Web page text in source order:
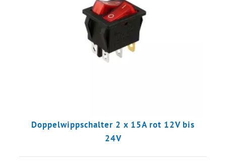
Doppelwippschalter 2 x 15A rot 12V bis
24V